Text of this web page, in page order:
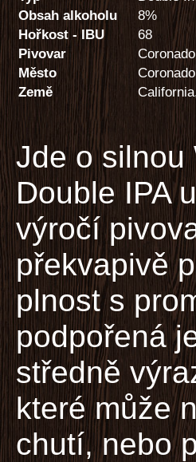
Obsah alkoholu
8%
Hořkost - IBU
68
Pivovar
Coronado
Město
Coronado
Země
Jde o silnou
Double IPA
výročí
překvapivě
plnost s
podpořená
středně
které může
chutí, nebo